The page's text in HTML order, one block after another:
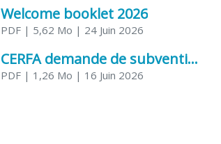
Welcome booklet 2026
PDF | 5,62 Mo | 24 Juin 2026
CERFA demande de subvention association
PDF | 1,26 Mo | 16 Juin 2026